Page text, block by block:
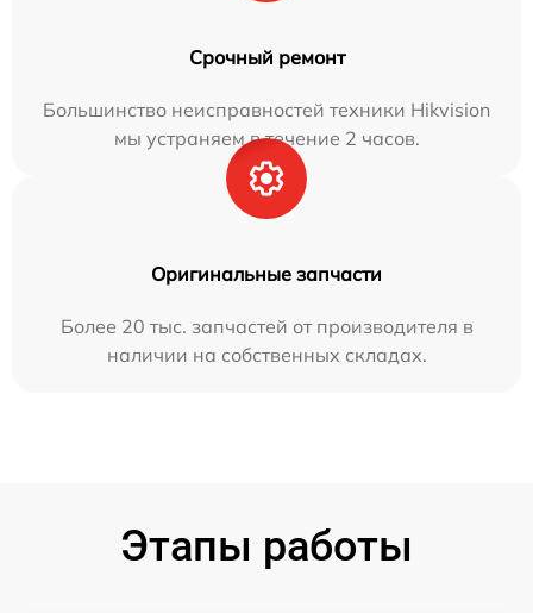
Срочный ремонт
Большинство неисправностей техники Hikvision
мы устраняем в течение 2 часов.
Оригинальные запчасти
Более 20 тыс. запчастей от производителя в
наличии на собственных складах.
Этапы работы